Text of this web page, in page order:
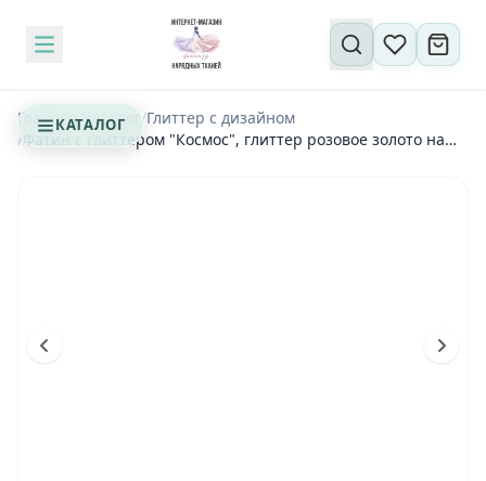
КАТАЛОГ
Поиск по сайту
Главная/Каталог/Глиттер с дизайном
/Фатин с глиттером "Космос", глиттер розовое золото на